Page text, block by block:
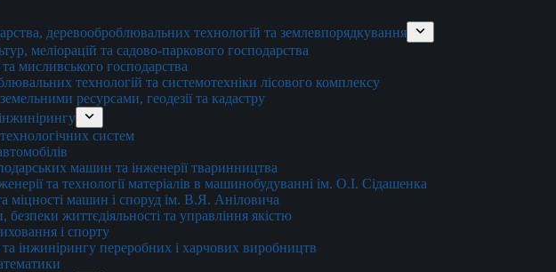
деревооброблювальних технологій та землевпорядкування
меліорацій та садово-паркового господарства
мисливського господарства
технологій та системотехніки лісового комплексу
ресурсами, геодезії та кадастру
систем
машин та інженерії тваринництва
та технології матеріалів в машинобудуванні ім. О.І. Сідашенка
міцності машин і споруд ім. В.Я. Аніловича
безпеки життєдіяльності та управління якістю
і спорту
інжинірингу переробних і харчових виробництв